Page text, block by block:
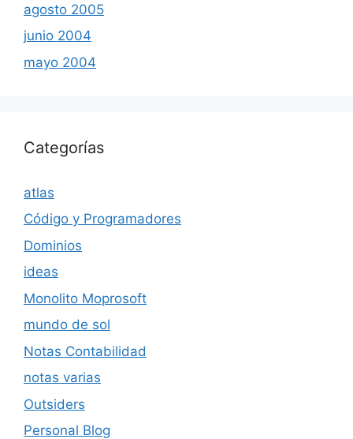
agosto 2005
junio 2004
mayo 2004
Categorías
atlas
Código y Programadores
Dominios
ideas
Monolito Moprosoft
mundo de sol
Notas Contabilidad
notas varias
Outsiders
Personal Blog